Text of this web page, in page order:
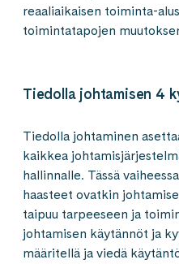
reaaliaikaisen toiminta-
toimintatapojen
Tiedolla johtamisen 4
Tiedolla johtaminen
kaikkea
hallinnalle. Tässä
haasteet ovatkin
taipuu tarpeeseen ja
johtamisen käytännöt ja
määritellä ja viedä